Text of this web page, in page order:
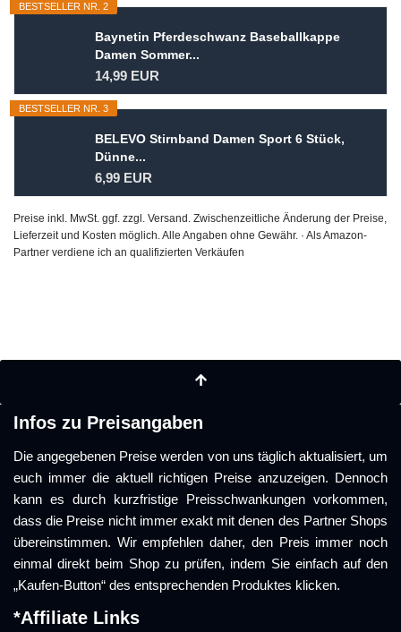
BESTSELLER NR. 2
Baynetin Pferdeschwanz Baseballkappe
Damen Sommer...
14,99 EUR
BESTSELLER NR. 3
BELEVO Stirnband Damen Sport 6 Stück,
Dünne...
6,99 EUR
Preise inkl. MwSt. ggf. zzgl. Versand. Zwischenzeitliche Änderung der Preise,
Lieferzeit und Kosten möglich. Alle Angaben ohne Gewähr. · Als Amazon-
Partner verdiene ich an qualifizierten Verkäufen
Infos zu Preisangaben
Die angegebenen Preise werden von uns täglich aktualisiert, um
euch immer die aktuell richtigen Preise anzuzeigen. Dennoch
kann es durch kurzfristige Preisschwankungen vorkommen,
dass die Preise nicht immer exakt mit denen des Partner Shops
übereinstimmen. Wir empfehlen daher, den Preis immer noch
einmal direkt beim Shop zu prüfen, indem Sie einfach auf den
„Kaufen-Button“ des entsprechenden Produktes klicken.
*Affiliate Links